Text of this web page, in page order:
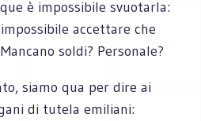
è impossibile svuotarla:
accettare che
soldi? Personale?
siamo qua per dire ai
di tutela emiliani: